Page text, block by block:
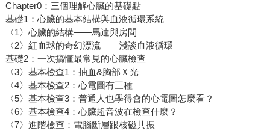
Chapter0：三個理解心臟的基礎點
基礎1：心臟的基本結構與血液循環系統
〈1〉心臟的結構——馬達與房間
〈2〉紅血球的奇幻漂流——淺談血液循環
基礎2：一次搞懂最常見的心臟檢查
〈3〉基本檢查1：抽血&胸部Ｘ光
〈4〉基本檢查2：心電圖有三種
〈5〉基本檢查3：普通人也學得會的心電圖怎麼看？
〈6〉基本檢查4：心臟超音波在檢查什麼？
〈7〉進階檢查：電腦斷層跟核磁共振